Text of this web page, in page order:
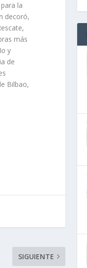
la
decoró,
más
y
de
Bilbao,
SIGUIENTE